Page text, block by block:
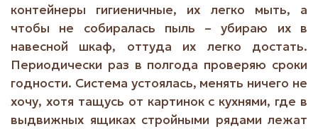
контейнеры гигиеничные, их легко мыть, а
чтобы не собиралась пыль – убираю их в
навесной шкаф, оттуда их легко достать.
Периодически раз в полгода проверяю сроки
годности. Система устоялась, менять ничего не
хочу, хотя тащусь от картинок с кухнями, где в
выдвижных ящиках стройными рядами лежат